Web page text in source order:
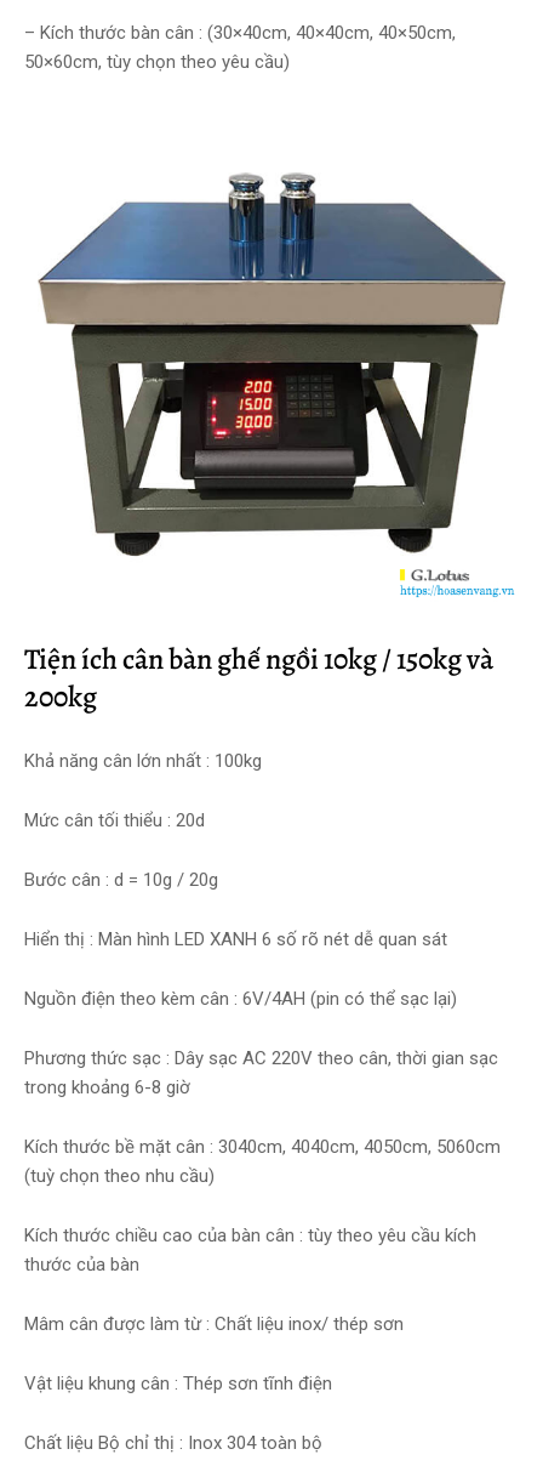
– Kích thước bàn cân : (30×40cm, 40×40cm, 40×50cm,
50×60cm, tùy chọn theo yêu cầu)
Tiện ích cân bàn ghế ngồi 10kg / 150kg và
200kg
Khả năng cân lớn nhất : 100kg
Mức cân tối thiểu : 20d
Bước cân : d = 10g / 20g
Hiển thị : Màn hình LED XANH 6 số rõ nét dễ quan sát
Nguồn điện theo kèm cân : 6V/4AH (pin có thể sạc lại)
Phương thức sạc : Dây sạc AC 220V theo cân, thời gian sạc
trong khoảng 6-8 giờ
Kích thước bề mặt cân : 3040cm, 4040cm, 4050cm, 5060cm
(tuỳ chọn theo nhu cầu)
Kích thước chiều cao của bàn cân : tùy theo yêu cầu kích
thước của bàn
Mâm cân được làm từ : Chất liệu inox/ thép sơn
Vật liệu khung cân : Thép sơn tĩnh điện
Chất liệu Bộ chỉ thị : Inox 304 toàn bộ